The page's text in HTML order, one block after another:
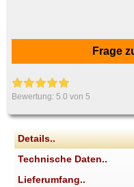
Frage
Bewertung:5.0 von 5
Details..
Technische Daten..
Lieferumfang..